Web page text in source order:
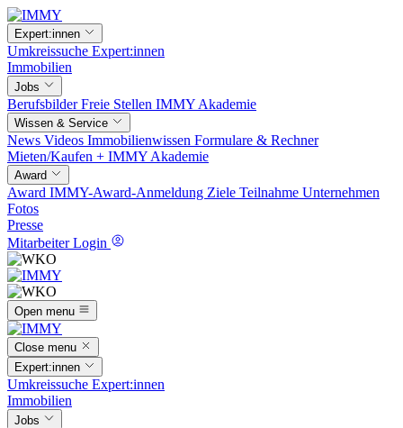
Expert:innen
Umkreissuche Expert:innen
Immobilien
Jobs
BerufsbilderFreie Stellen IMMY Akademie
Wissen & Service
News Videos Immobilienwissen Formulare & Rechner
Mieten/Kaufen + IMMY Akademie
Award
Award IMMY-Award-Anmeldung Ziele Teilnahme Unternehmen
Fotos
Presse
Mitarbeiter Login
Open menu
Close menu
Expert:innen
Umkreissuche Expert:innen
Immobilien
Jobs